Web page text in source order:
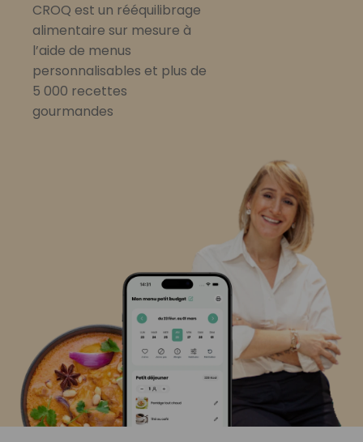
CROQ est un rééquilibrage
alimentaire sur mesure à
l’aide de menus
personnalisables et plus de
5 000 recettes
gourmandes